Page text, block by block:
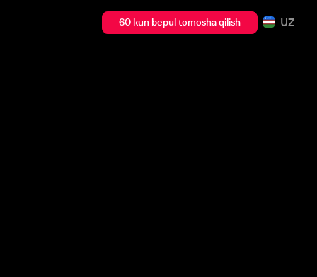
60 kun bepul tomosha qilish UZ